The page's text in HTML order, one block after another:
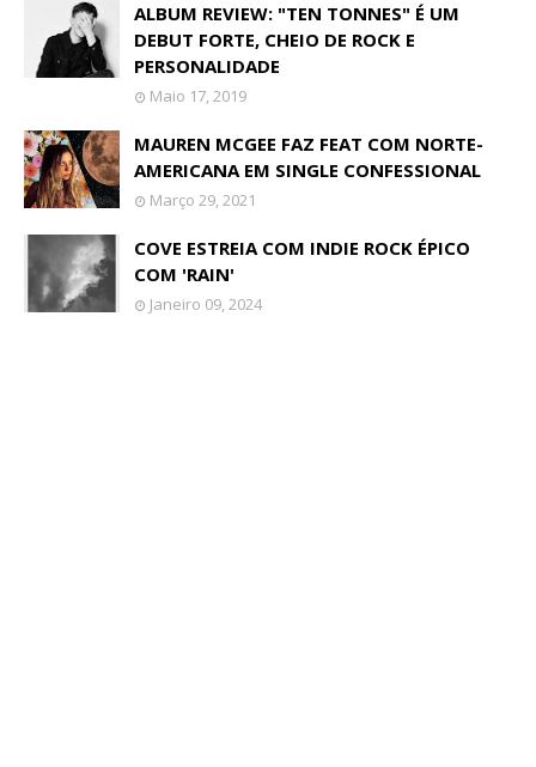
ALBUM REVIEW: "TEN TONNES" É UM
DEBUT FORTE, CHEIO DE ROCK E
PERSONALIDADE
Maio 17, 2019
MAUREN MCGEE FAZ FEAT COM NORTE-
AMERICANA EM SINGLE CONFESSIONAL
Março 29, 2021
COVE ESTREIA COM INDIE ROCK ÉPICO
COM 'RAIN'
Janeiro 09, 2024